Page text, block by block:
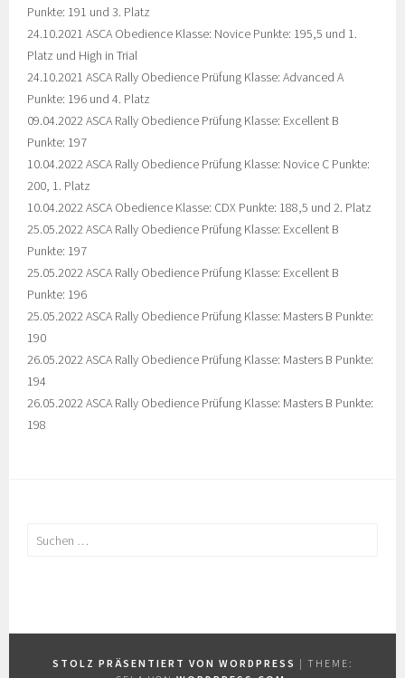
Punkte: 191 und 3. Platz
24.10.2021 ASCA Obedience Klasse: Novice Punkte: 195,5 und 1.
Platz und High in Trial
24.10.2021 ASCA Rally Obedience Prüfung Klasse: Advanced A
Punkte: 196 und 4. Platz
09.04.2022 ASCA Rally Obedience Prüfung Klasse: Excellent B
Punkte: 197
10.04.2022 ASCA Rally Obedience Prüfung Klasse: Novice C Punkte:
200, 1. Platz
10.04.2022 ASCA Obedience Klasse: CDX Punkte: 188,5 und 2. Platz
25.05.2022 ASCA Rally Obedience Prüfung Klasse: Excellent B
Punkte: 197
25.05.2022 ASCA Rally Obedience Prüfung Klasse: Excellent B
Punkte: 196
25.05.2022 ASCA Rally Obedience Prüfung Klasse: Masters B Punkte:
190
26.05.2022 ASCA Rally Obedience Prüfung Klasse: Masters B Punkte:
194
26.05.2022 ASCA Rally Obedience Prüfung Klasse: Masters B Punkte:
198
Suchen
STOLZ PRÄSENTIERT VON WORDPRESS | THEME: